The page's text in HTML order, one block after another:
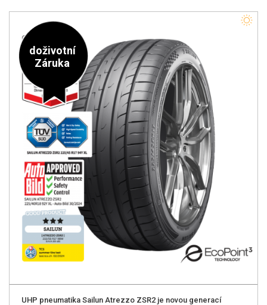
doživotní
Záruka
UHP pneumatika Sailun Atrezzo ZSR2 je novou generací